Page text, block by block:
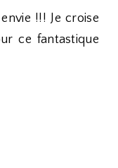
!!! Je croise
ce fantastique